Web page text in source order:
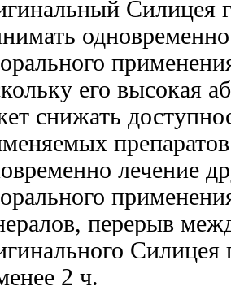
Силицея
его высокая
снижать
лечение
перерыв
Силицея
2 ч.